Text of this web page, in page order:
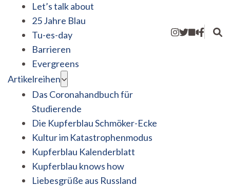
Let’s talk about
25 Jahre Blau
Tu-es-day
Barrieren
Evergreens
Artikelreihen
Das Coronahandbuch für
Studierende
Die Kupferblau Schmöker-Ecke
Kultur im Katastrophenmodus
Kupferblau Kalenderblatt
Kupferblau knows how
Liebesgrüße aus Russland